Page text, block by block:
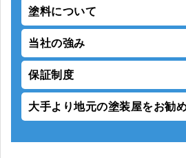
塗料について
当社の強み
保証制度
大手より地元の塗装屋をお勧